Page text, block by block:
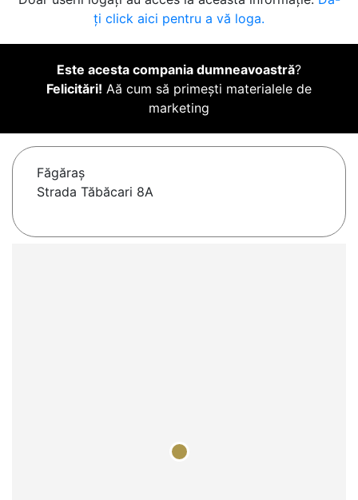
ți click aici pentru a vă loga.
Este acesta compania dumneavoastră?
Felicitări! Aă cum să primești materialele de
marketing
Făgăraş
Strada Tăbăcari 8A